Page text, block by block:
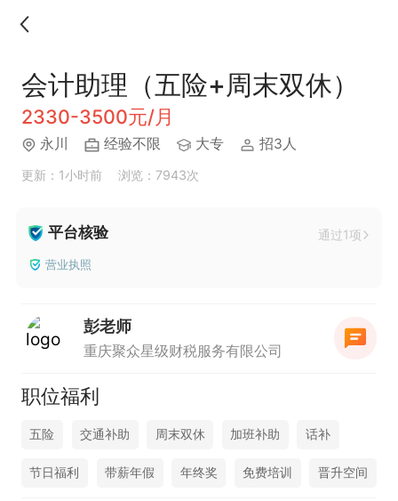
会计助理（五险+周末双休）
2330-3500元/月
永川 经验不限 大专 招3人
更新：1小时前 浏览：7943次
平台核验 通过1项
营业执照
彭老师
重庆聚众星级财税服务有限公司
职位福利
五险 交通补助 周末双休 加班补助 话补
节日福利 带薪年假 年终奖 免费培训 晋升空间